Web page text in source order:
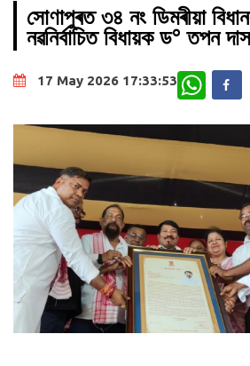
সোণাপুৰত ৩৪ নং ডিমৰীয়া
নৱনিৰ্বাচিত বিধায়ক ড° তপন
17 May 2026 17:33:53